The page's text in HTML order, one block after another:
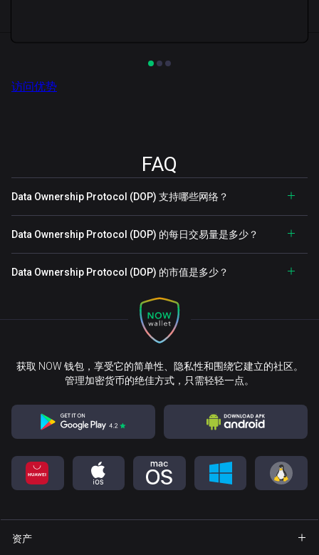
访问优势
FAQ
Data Ownership Protocol (DOP) 支持哪些网络？
Data Ownership Protocol (DOP) 的每日交易量是多少？
Data Ownership Protocol (DOP) 的市值是多少？
获取 NOW 钱包，享受它的简单性、隐私性和围绕它建立的社区。
管理加密货币的绝佳方式，只需轻轻一点。
资产